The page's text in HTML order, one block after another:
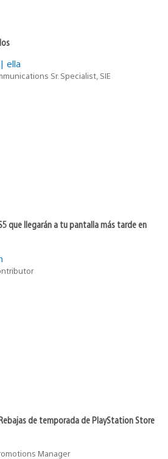
ella
Sr. Specialist, SIE
que llegarán a tu pantalla más tarde en
de temporada de PlayStation Store
Manager